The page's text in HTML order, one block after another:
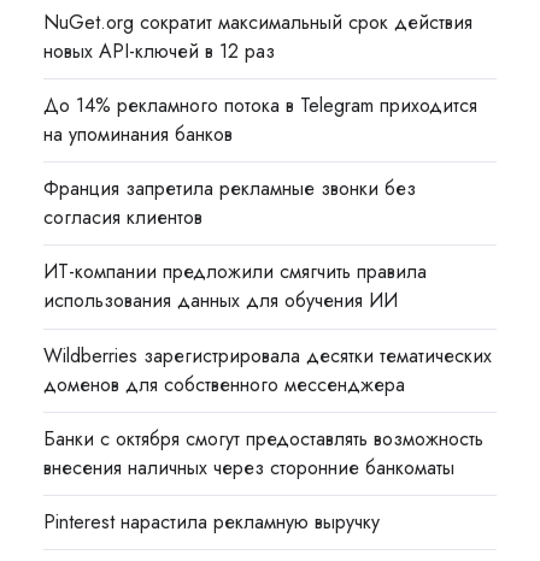
NuGet.org сократит максимальный срок действия
новых API-ключей в 12 раз
До 14% рекламного потока в Telegram приходится
на упоминания банков
Франция запретила рекламные звонки без
согласия клиентов
ИТ-компании предложили смягчить правила
использования данных для обучения ИИ
Wildberries зарегистрировала десятки тематических
доменов для собственного мессенджера
Банки с октября смогут предоставлять возможность
внесения наличных через сторонние банкоматы
Pinterest нарастила рекламную выручку